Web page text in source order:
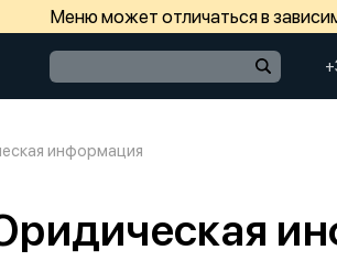
Меню может отличаться в
информация